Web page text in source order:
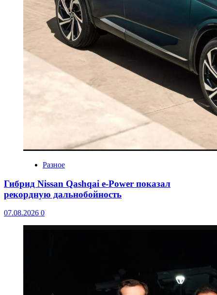
Разное
Гибрид Nissan Qashqai e-Power показал
рекордную дальнобойность
07.08.2026 0